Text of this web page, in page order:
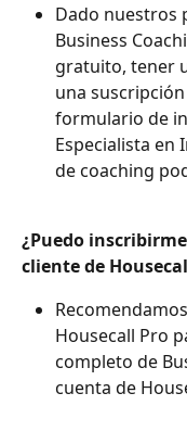
Dado nuestros
Business
gratuito, tener
una
formulario de
Especialista en
de coaching
¿Puedo
cliente de
Housecall Pro
completo de
cuenta de